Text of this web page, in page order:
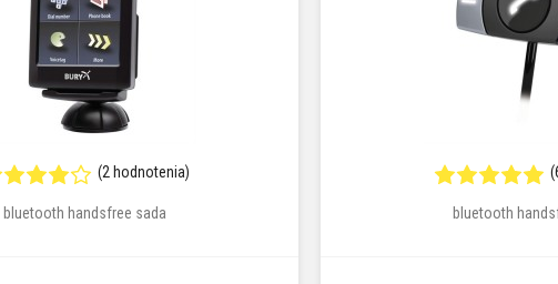
(2 hodnotenia)
bluetooth handsfree sada bluetooth